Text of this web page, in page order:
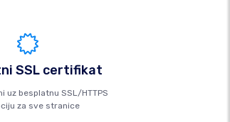
SSL certifikat
uz besplatnu SSL/HTTPS
za sve stranice